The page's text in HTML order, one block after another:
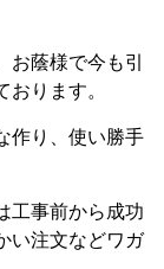
蔭様で今も引
ります。
作り、使い勝手
工事前から成功
い注文などワガ